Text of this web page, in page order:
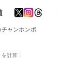
チャンホンポ
計算！